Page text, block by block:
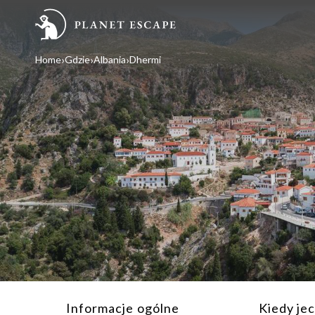
Home Gdzie Albania Dhermi
Informacje ogólne Kiedy